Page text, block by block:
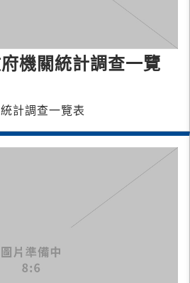
機關統計調查一覽
計調查一覽表